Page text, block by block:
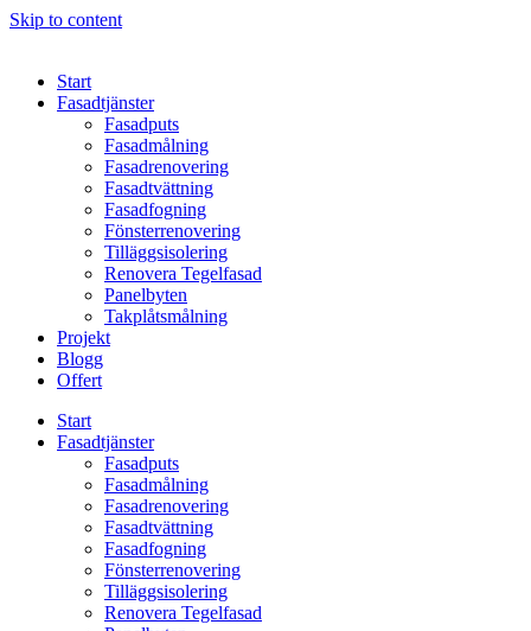
Skip to content
Start
Fasadtjänster
Fasadputs
Fasadmålning
Fasadrenovering
Fasadtvättning
Fasadfogning
Fönsterrenovering
Tilläggsisolering
Renovera Tegelfasad
Panelbyten
Takplåtsmålning
Projekt
Blogg
Offert
Start
Fasadtjänster
Fasadputs
Fasadmålning
Fasadrenovering
Fasadtvättning
Fasadfogning
Fönsterrenovering
Tilläggsisolering
Renovera Tegelfasad